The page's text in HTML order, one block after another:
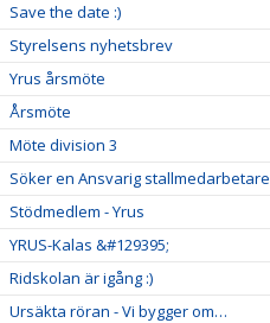
Save the date :)
Styrelsens nyhetsbrev
Yrus årsmöte
Årsmöte
Möte division 3
Söker en Ansvarig stallmedarbetare
Stödmedlem - Yrus
YRUS-Kalas &#129395;
Ridskolan är igång :)
Ursäkta röran - Vi bygger om…